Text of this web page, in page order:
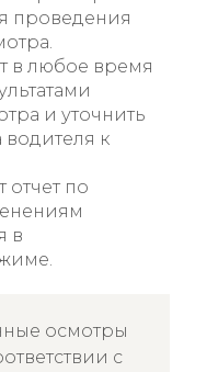
проведения
в любое время
и уточнить
к
по
в
осмотры
с